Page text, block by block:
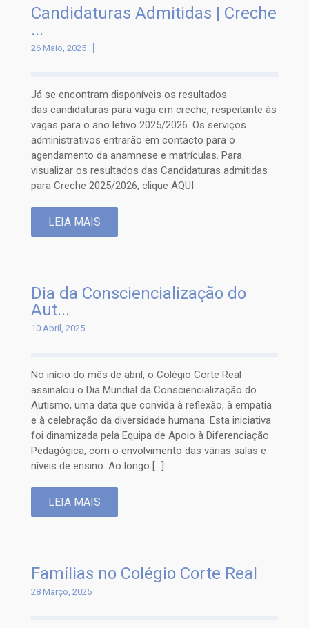
Candidaturas Admitidas | Creche
...
26 Maio, 2025
Já se encontram disponíveis os resultados
das candidaturas para vaga em creche, respeitante às
vagas para o ano letivo 2025/2026. Os serviços
administrativos entrarão em contacto para o
agendamento da anamnese e matrículas. Para
visualizar os resultados das Candidaturas admitidas
para Creche 2025/2026, clique AQUI
LEIA MAIS
Dia da Consciencialização do
Aut...
10 Abril, 2025
No início do mês de abril, o Colégio Corte Real
assinalou o Dia Mundial da Consciencialização do
Autismo, uma data que convida à reflexão, à empatia
e à celebração da diversidade humana. Esta iniciativa
foi dinamizada pela Equipa de Apoio à Diferenciação
Pedagógica, com o envolvimento das várias salas e
níveis de ensino. Ao longo […]
LEIA MAIS
Famílias no Colégio Corte Real
28 Março, 2025